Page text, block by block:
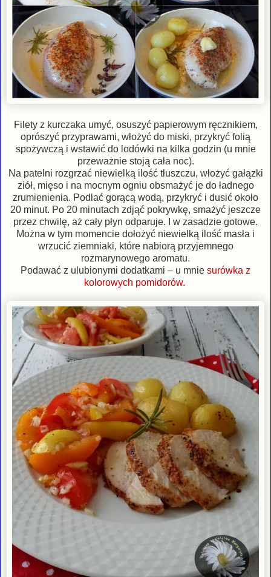
Filety z kurczaka umyć, osuszyć papierowym ręcznikiem,
oprószyć przyprawami, włożyć do miski, przykryć folią
spożywczą i wstawić do lodówki na kilka godzin (u mnie
przeważnie stoją cała noc).
Na patelni rozgrzać niewielką ilość tłuszczu, włożyć gałązki
ziół, mięso i na mocnym ogniu obsmażyć je do ładnego
zrumienienia. Podlać gorącą wodą, przykryć i dusić około
20 minut. Po 20 minutach zdjąć pokrywkę, smażyć jeszcze
przez chwilę, aż cały płyn odparuje. I w zasadzie gotowe.
Można w tym momencie dołożyć niewielką ilość masła i
wrzucić ziemniaki, które nabiorą przyjemnego
rozmarynowego aromatu.
Podawać z ulubionymi dodatkami – u mnie surówka z
kolorowych pomidorów.